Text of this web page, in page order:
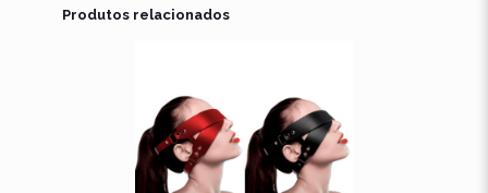
O seu endereço de e-mail não será publicado.
obrigatórios são marcados com
Produtos relacionados